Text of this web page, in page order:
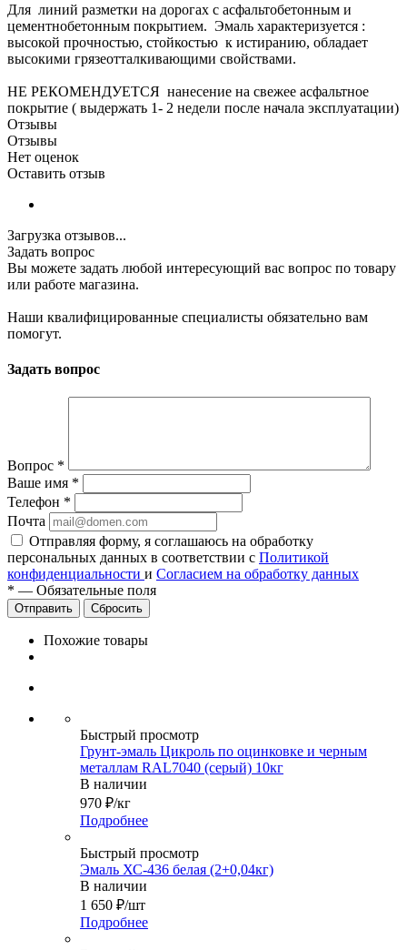
Для линий разметки на дорогах с асфальтобетонным и
цементнобетонным покрытием. Эмаль характеризуется :
высокой прочностью, стойкостью к истиранию, обладает
высокими грязеотталкивающими свойствами.
НЕ РЕКОМЕНДУЕТСЯ нанесение на свежее асфальтное
покрытие ( выдержать 1- 2 недели после начала эксплуатации)
Отзывы
Отзывы
Нет оценок
Оставить отзыв
Загрузка отзывов...
Задать вопрос
Вы можете задать любой интересующий вас вопрос по товару
или работе магазина.
Наши квалифицированные специалисты обязательно вам
помогут.
Задать вопрос
Вопрос *
Ваше имя *
Телефон *
Почта
Отправляя форму, я соглашаюсь на обработку
персональных данных в соответствии с Политикой
конфиденциальности и Согласием на обработку данных
* — Обязательные поля
Сбросить
Похожие товары
Быстрый просмотр
Грунт-эмаль Цикроль по оцинковке и черным
металлам RAL7040 (серый) 10кг
В наличии
970 ₽/кг
Подробнее
Быстрый просмотр
Эмаль ХС-436 белая (2+0,04кг)
В наличии
1 650 ₽/шт
Подробнее